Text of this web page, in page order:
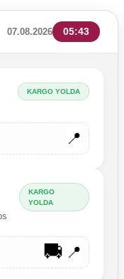
07.08.2026 05:43
KARGO YOLDA
📍
KARGO
YOLDA
📍